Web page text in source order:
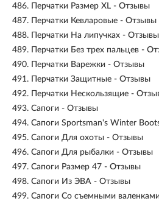
486.
Перчатки Размер XL - Отзывы
487.
Перчатки Кевларовые - Отзывы
488.
Перчатки На липучках - Отзывы
489.
Перчатки Без трех пальцев -
490.
Перчатки Варежки - Отзывы
491.
Перчатки Защитные - Отзывы
492.
Перчатки Нескользящие -
493. Сапоги - Отзывы
494. Сапоги Sportsman's Winter
495. Сапоги Для охоты - Отзывы
496. Сапоги Для рыбалки - Отзывы
497. Сапоги Размер 47 - Отзывы
498. Сапоги Из ЭВА - Отзывы
499. Сапоги Со съемными